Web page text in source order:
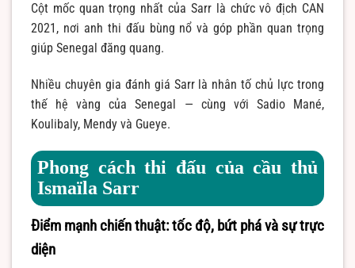
Cột mốc quan trọng nhất của Sarr là chức vô địch CAN
2021, nơi anh thi đấu bùng nổ và góp phần quan trọng
giúp Senegal đăng quang.
Nhiều chuyên gia đánh giá Sarr là nhân tố chủ lực trong
thế hệ vàng của Senegal — cùng với Sadio Mané,
Koulibaly, Mendy và Gueye.
Phong cách thi đấu của cầu thủ
Ismaïla Sarr
Điểm mạnh chiến thuật: tốc độ, bứt phá và sự trực
diện